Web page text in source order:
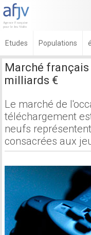
Etudes Populations
Marché français
milliards €
Le marché de
téléchargement
neufs
consacrées aux